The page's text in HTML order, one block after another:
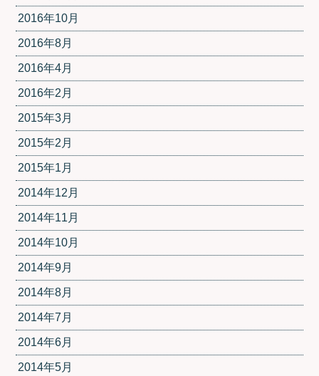
2016年10月
2016年8月
2016年4月
2016年2月
2015年3月
2015年2月
2015年1月
2014年12月
2014年11月
2014年10月
2014年9月
2014年8月
2014年7月
2014年6月
2014年5月